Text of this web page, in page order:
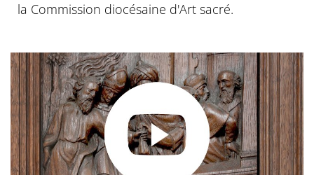
la Commission diocésaine d'Art sacré.